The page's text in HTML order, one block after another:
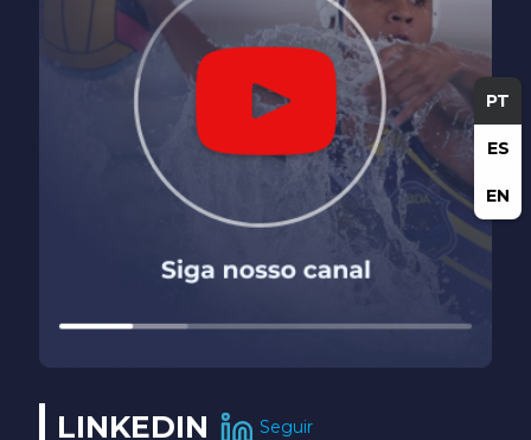
PT
ES
EN
LINKEDIN Seguir